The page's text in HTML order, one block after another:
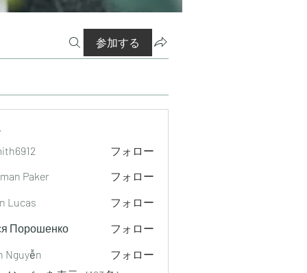
参加する
フォロー
Paker
フォロー
Lucas
フォロー
Порошенко
フォロー
Nguyễn
フォロー